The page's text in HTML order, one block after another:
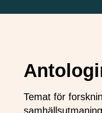
Temat för